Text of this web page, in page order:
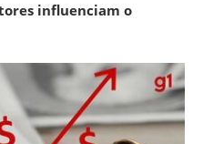
influenciam o